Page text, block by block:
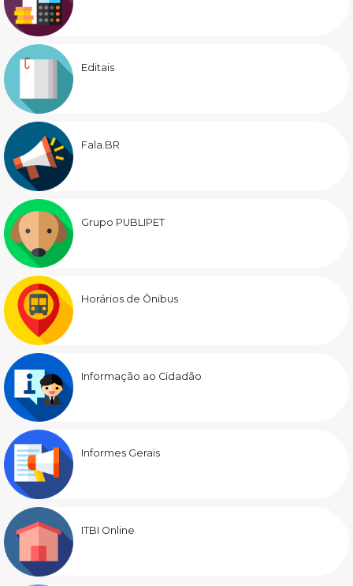
Editais
Fala.BR
Grupo PUBLIPET
Horários de Ônibus
Informação ao Cidadão
Informes Gerais
ITBI Online